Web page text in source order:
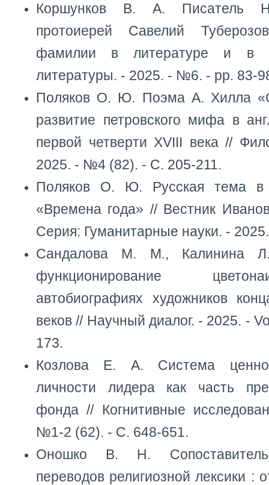
Коршунков В. А. Писатель
протоиерей Савелий
фамилии в литературе и в
литературы. - 2025. - №6. - pp. 83-
Поляков О. Ю. Поэма А. Хилла
развитие петровского мифа в
первой четверти XVIII века //
2025. - №4 (82). - С. 205-211.
Поляков О. Ю. Русская тема
«Времена года» // Вестник
Серия: Гуманитарные науки. -
Сандалова М. М., Калинина
функционирование
автобиографиях художников
веков // Научный диалог. - 2025. -
173.
Козлова Е. А. Система
личности лидера как часть
фонда // Когнитивные
№1-2 (62). - С. 648-651.
Оношко В. Н.
переводов религиозной лексики :